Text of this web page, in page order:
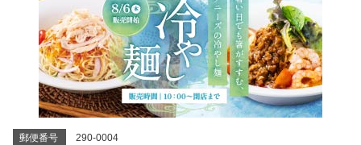
郵便番号 290-0004